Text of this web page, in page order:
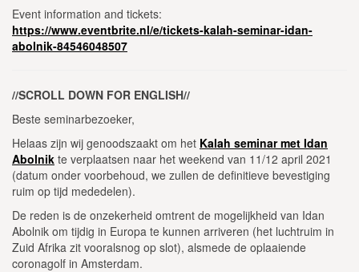
Event information and tickets:
https://www.eventbrite.nl/e/tickets-kalah-seminar-idan-
abolnik-84546048507
//SCROLL DOWN FOR ENGLISH//
Beste seminarbezoeker,
Helaas zijn wij genoodszaakt om het Kalah seminar met Idan
Abolnik te verplaatsen naar het weekend van 11/12 april 2021
(datum onder voorbehoud, we zullen de definitieve bevestiging
ruim op tijd mededelen).
De reden is de onzekerheid omtrent de mogelijkheid van Idan
Abolnik om tijdig in Europa te kunnen arriveren (het luchtruim in
Zuid Afrika zit vooralsnog op slot), alsmede de oplaaiende
coronagolf in Amsterdam.